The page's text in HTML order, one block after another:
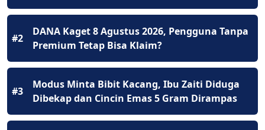
#2
DANA Kaget 8 Agustus 2026, Pengguna Tanpa
Premium Tetap Bisa Klaim?
#3
Modus Minta Bibit Kacang, Ibu Zaiti Diduga
Dibekap dan Cincin Emas 5 Gram Dirampas